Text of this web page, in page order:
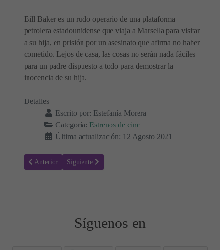
Bill Baker es un rudo operario de una plataforma
petrolera estadounidense que viaja a Marsella para visitar
a su hija, en prisión por un asesinato que afirma no haber
cometido. Lejos de casa, las cosas no serán nada fáciles
para un padre dispuesto a todo para demostrar la
inocencia de su hija.
Detalles
Escrito por: Estefanía Morera
Categoría: Estrenos de cine
Última actualización: 12 Agosto 2021
Artículo anterior: Escape Room 2: Mueres por salir - Sinopsis y
Anterior Artículo siguiente: El bebé jefazo: Negocios de
Siguiente
Síguenos en